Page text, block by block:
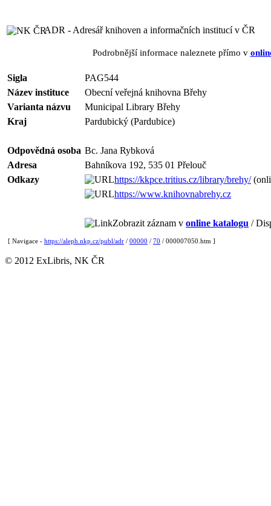
ADR - Adresář knihoven a informačních institucí v ČR
Podrobnější informace naleznete přímo v
Sigla
PAG544
Název instituce
Obecní veřejná knihovna Břehy
Varianta názvu
Municipal Library Břehy
Kraj
Pardubický (Pardubice)
Odpovědná osoba Bc. Jana Rybková
Adresa
Bahníkova 192, 535 01 Přelouč
Odkazy
https://kkpce.tritius.cz/library/brehy/
https://www.knihovnabrehy.cz
Zobrazit záznam v online katalogu /
[ Navigace - https://aleph.nkp.cz/publ/adr / 00000 / 70 / 000007050.htm ]
© 2012 ExLibris, NK ČR